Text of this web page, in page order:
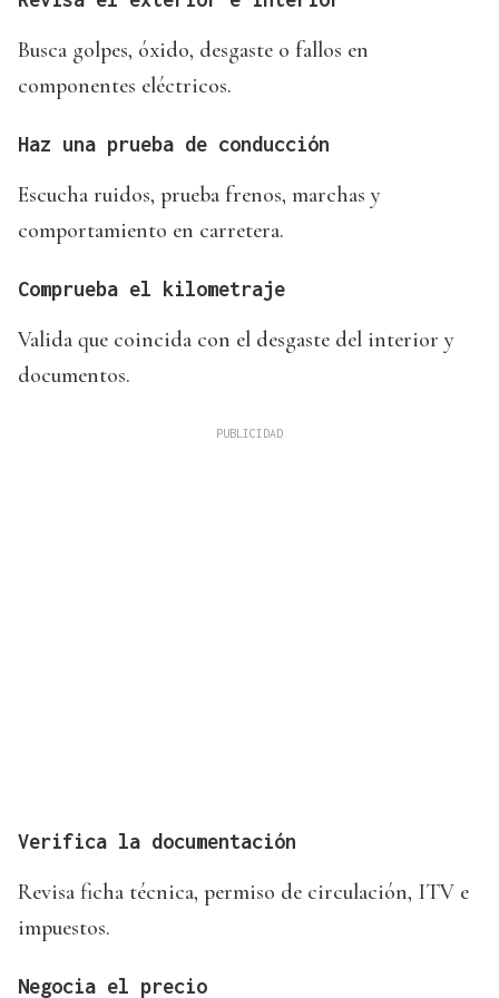
Busca golpes, óxido, desgaste o fallos en
componentes eléctricos.
Haz una prueba de conducción
Escucha ruidos, prueba frenos, marchas y
comportamiento en carretera.
Comprueba el kilometraje
Valida que coincida con el desgaste del interior y
documentos.
Verifica la documentación
Revisa ficha técnica, permiso de circulación, ITV e
impuestos.
Negocia el precio